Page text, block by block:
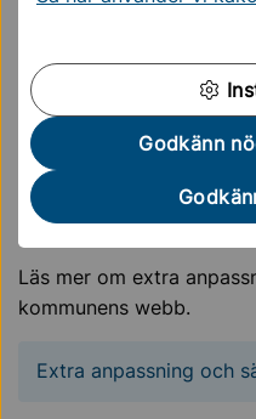
Godkänn
andra gånger under en
Det är elevhälsoteamet
Våra speciallärare har
språk-, läs- och
matematikutveckling.
mående eller studier så
mentor.
Läs mer om extra
kommunens webb.
Extra anpassning och